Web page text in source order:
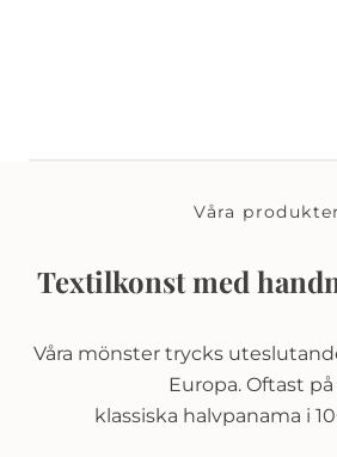
Våra produkter
Textilkonst med
Våra mönster trycks
Europa. Oftast på
klassiska halvpanama i